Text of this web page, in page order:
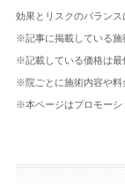
効果とリスクのバランス
※記事に掲載している施
※記載している価格は最
※院ごとに施術内容や料
※本ページはプロモーシ